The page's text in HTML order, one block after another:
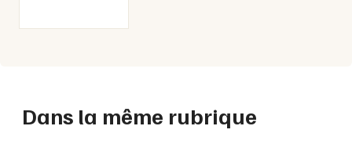
Dans la même rubrique